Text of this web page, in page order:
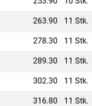
263.90 11 Stk.
278.30 11 Stk.
289.30 11 Stk.
302.30 11 Stk.
316.80 11 Stk.